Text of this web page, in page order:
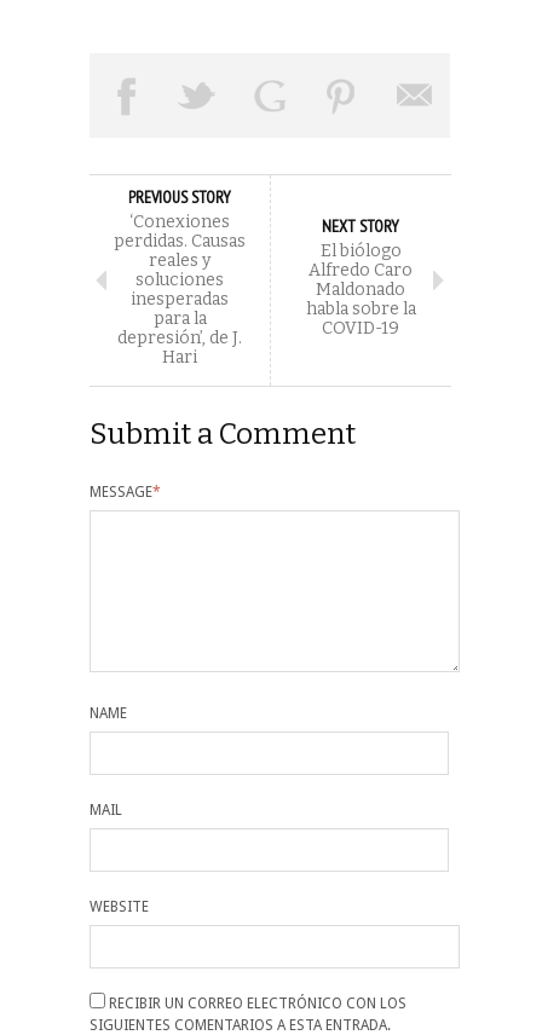
PREVIOUS STORY
‘Conexiones
perdidas. Causas
reales y
soluciones
inesperadas
para la
depresión’, de J.
Hari
NEXT STORY
El biólogo
Alfredo Caro
Maldonado
habla sobre la
COVID-19
Submit a Comment
MESSAGE*
NAME
MAIL
WEBSITE
RECIBIR UN CORREO ELECTRÓNICO CON LOS
SIGUIENTES COMENTARIOS A ESTA ENTRADA.